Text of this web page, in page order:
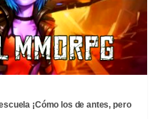
¡Cómo los de antes, pero